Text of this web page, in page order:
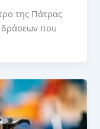
της Πάτρας
δράσεων που